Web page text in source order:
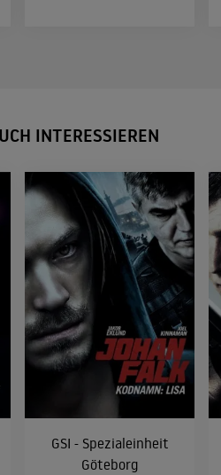
INTERESSIEREN
GSI - Spezialeinheit
Göteborg